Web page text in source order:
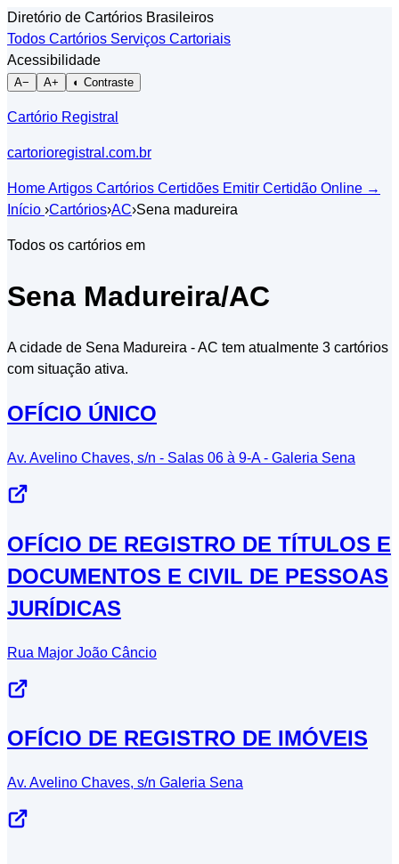
Diretório de Cartórios Brasileiros
Todos Cartórios Serviços Cartoriais
Acessibilidade
A− A+ ◐ Contraste
Cartório Registral
cartorioregistral.com.br
HomeArtigos Cartórios Certidões Emitir Certidão Online →
Início ›Cartórios›AC›Sena madureira
Todos os cartórios em
Sena Madureira/AC
A cidade de Sena Madureira - AC tem atualmente 3 cartórios
com situação ativa.
OFÍCIO ÚNICO
Av. Avelino Chaves, s/n - Salas 06 à 9-A - Galeria Sena
OFÍCIO DE REGISTRO DE TÍTULOS E
DOCUMENTOS E CIVIL DE PESSOAS
JURÍDICAS
Rua Major João Câncio
OFÍCIO DE REGISTRO DE IMÓVEIS
Av. Avelino Chaves, s/n Galeria Sena